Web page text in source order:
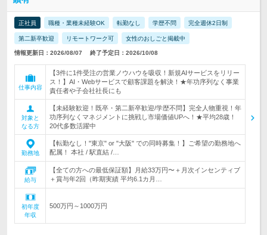
正社員 職種・業種未経験OK 転勤なし 学歴不問 完全週休2日制
第二新卒歓迎 リモートワーク可 女性のおしごと掲載中
情報更新日：2026/08/07 終了予定日：2026/10/08
仕事内容
【3件に1件受注の営業ノウハウを吸収！新規AIサービスをリリー
ス！】AI・Webサービスで顧客課題を解決！★年功序列なく事業
責任者や子会社社長にも
対象と
なる方
【未経験歓迎！既卒・第二新卒歓迎/学歴不問】完全人物重視！年
功序列なくマネジメントに挑戦し市場価値UPへ！★平均28歳！
20代多数活躍中
勤務地
【転勤なし！"東京" or "大阪" での同時募集！】ご希望の勤務地へ
配属！ 本社 / 駅直結 /…
給与
【全ての方への最低保証額】月給33万円〜＋月次インセンティブ
＋賞与年2回（昨期実績 平均6.1カ月…
初年度
年収
500万円～1000万円